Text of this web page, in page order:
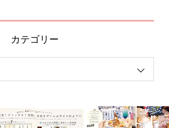
カテゴリー